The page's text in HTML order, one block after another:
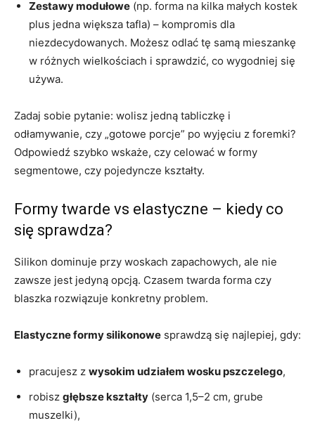
Zestawy modułowe (np. forma na kilka małych kostek
plus jedna większa tafla) – kompromis dla
niezdecydowanych. Możesz odlać tę samą mieszankę
w różnych wielkościach i sprawdzić, co wygodniej się
używa.
Zadaj sobie pytanie: wolisz jedną tabliczkę i
odłamywanie, czy „gotowe porcje” po wyjęciu z foremki?
Odpowiedź szybko wskaże, czy celować w formy
segmentowe, czy pojedyncze kształty.
Formy twarde vs elastyczne – kiedy co
się sprawdza?
Silikon dominuje przy woskach zapachowych, ale nie
zawsze jest jedyną opcją. Czasem twarda forma czy
blaszka rozwiązuje konkretny problem.
Elastyczne formy silikonowe sprawdzą się najlepiej, gdy:
pracujesz z wysokim udziałem wosku pszczelego,
robisz głębsze kształty (serca 1,5–2 cm, grube
muszelki),